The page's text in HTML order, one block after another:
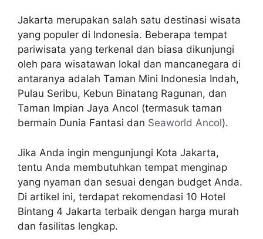
Jakarta merupakan salah satu destinasi wisata
yang populer di Indonesia. Beberapa tempat
pariwisata yang terkenal dan biasa dikunjungi
oleh para wisatawan lokal dan mancanegara di
antaranya adalah Taman Mini Indonesia Indah,
Pulau Seribu, Kebun Binatang Ragunan, dan
Taman Impian Jaya Ancol (termasuk taman
bermain Dunia Fantasi dan Seaworld Ancol).
Jika Anda ingin mengunjungi Kota Jakarta,
tentu Anda membutuhkan tempat menginap
yang nyaman dan sesuai dengan budget Anda.
Di artikel ini, terdapat rekomendasi 10 Hotel
Bintang 4 Jakarta terbaik dengan harga murah
dan fasilitas lengkap.